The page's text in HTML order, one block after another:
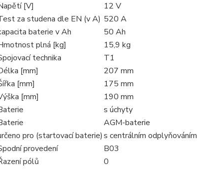
[V]
12 V
za studena dle EN (v A) 520 A
baterie v Ah
50 Ah
plná [kg]
15,9 kg
technika
T1
[mm]
207 mm
[mm]
175 mm
[mm]
190 mm
s úchyty
AGM-baterie
pro (startovací baterie)s centrálním odplyňováním
provedení
B03
pólů
0